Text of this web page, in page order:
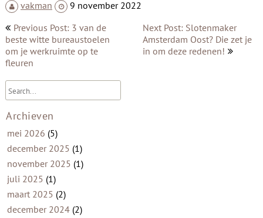
vakman
9 november 2022
Bericht
navigatie
Previous Post: 3 van de
beste witte bureaustoelen
om je werkruimte op te
fleuren
Next Post: Slotenmaker
Amsterdam Oost? Die zet je
in om deze redenen!
Archieven
mei 2026 (5)
december 2025 (1)
november 2025 (1)
juli 2025 (1)
maart 2025 (2)
december 2024(2)